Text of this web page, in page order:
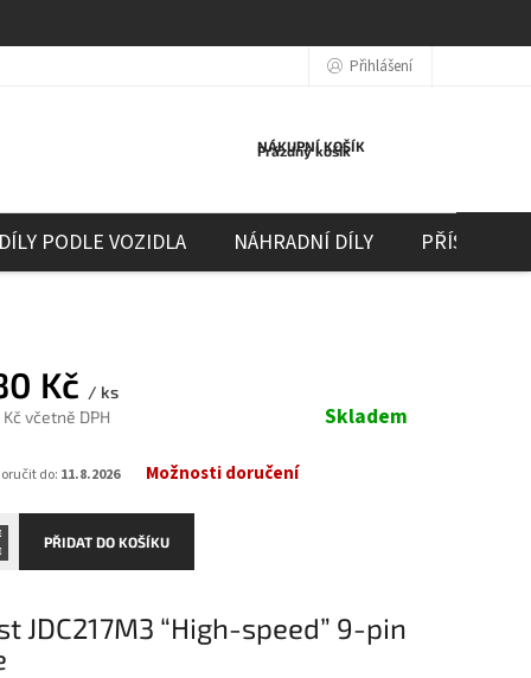
Přihlášení
NÁKUPNÍ KOŠÍK
Prázdný košík
DÍLY PODLE VOZIDLA NÁHRADNÍ DÍLY
Kč / ks
včetně DPH
Skladem
do: 11.8.2026 Možnosti doručení
PŘIDAT DO KOŠÍKU
JDC217M3 “High-speed” 9-pin